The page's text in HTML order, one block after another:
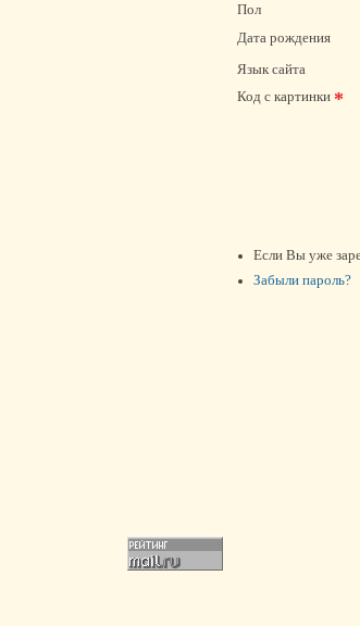
Пол
Дата рождения
Язык сайта
Код с картинки *
Если Вы уже
Забыли пароль?